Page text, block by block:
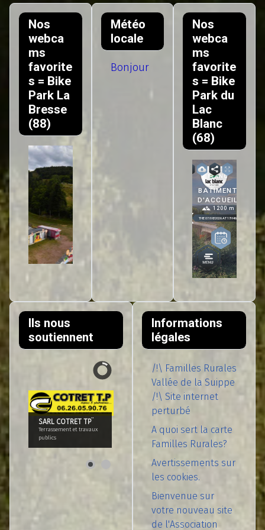
Nos
webca
ms
favorite
s = Bike
Park La
Bresse
(88)
Météo
locale
Bonjour
Nos
webca
ms
favorite
s = Bike
Park du
Lac
Blanc
(68)
Ils nous
soutiennent
SARL COTRET TP¨
Terrassement et travaux
publics
Informations
légales
/!\ Familles Rurales
Vallée de la Suippe
/!\ Site internet
perturbé
A quoi sert la carte
Familles Rurales?
Avertissements sur
les cookies.
Bienvenue sur
votre nouveau site
de l'Association